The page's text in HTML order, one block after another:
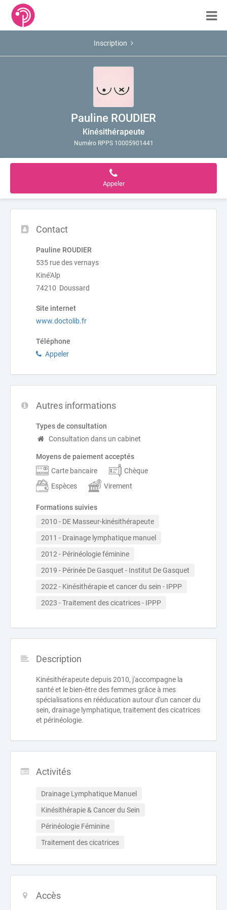
Inscription
Pauline ROUDIER
Kinésithérapeute
Numéro RPPS 10005901441
Appeler
Contact
Pauline ROUDIER
535 rue des vernays
Kiné'Alp
74210 Doussard
Site internet
www.doctolib.fr
Téléphone
Appeler
Autres informations
Types de consultation
Consultation dans un cabinet
Moyens de paiement acceptés
Carte bancaire
Chèque
Espèces
Virement
Formations suivies
2010 - DE Masseur-kinésithérapeute
2011 - Drainage lymphatique manuel
2012 - Périnéologie féminine
2019 - Périnée De Gasquet - Institut De Gasquet
2022 - Kinésithérapie et cancer du sein - IPPP
2023 - Traitement des cicatrices - IPPP
Description
Kinésithérapeute depuis 2010, j'accompagne la
santé et le bien-être des femmes grâce à mes
spécialisations en rééducation autour d'un cancer du
sein, drainage lymphatique, traitement des cicatrices
et périnéologie.
Activités
Drainage Lymphatique Manuel
Kinésithérapie & Cancer du Sein
Périnéologie Féminine
Traitement des cicatrices
Accès